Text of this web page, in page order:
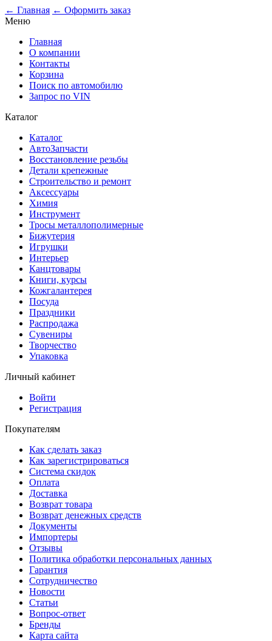
← Главная ← Оформить заказ
Меню
Главная
О компании
Контакты
Корзина
Поиск по автомобилю
Запрос по VIN
Каталог
Каталог
АвтоЗапчасти
Восстановление резьбы
Детали крепежные
Строительство и ремонт
Аксессуары
Химия
Инструмент
Тросы металлополимерные
Бижутерия
Игрушки
Интерьер
Канцтовары
Книги, курсы
Кожгалантерея
Посуда
Праздники
Распродажа
Сувениры
Творчество
Упаковка
Личный кабинет
Войти
Регистрация
Покупателям
Как сделать заказ
Как зарегистрироваться
Система скидок
Оплата
Доставка
Возврат товара
Возврат денежных средств
Документы
Импортеры
Отзывы
Политика обработки персональных данных
Гарантия
Сотрудничество
Новости
Статьи
Вопрос-ответ
Бренды
Карта сайта